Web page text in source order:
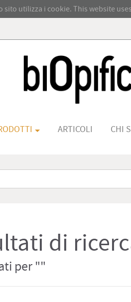
sito utilizza i cookie. This website
ARTICOLI CHI
di
per ""